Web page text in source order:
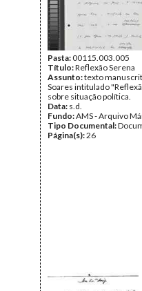
Pasta:00115.003.005
Título:Reflexão Serena
Assunto:texto
Soares intitulado
sobre situação política.
Data: s.d.
Fundo:AMS - Arquivo
Tipo Documental:
Página(s):26